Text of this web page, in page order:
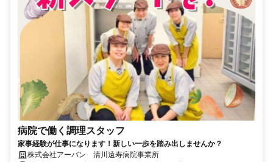
病院で働く調理スタッフ
家事経験が仕事になります！新しい一歩を踏み出しませんか？
株式会社アーバン 清川遠寿病院事業所